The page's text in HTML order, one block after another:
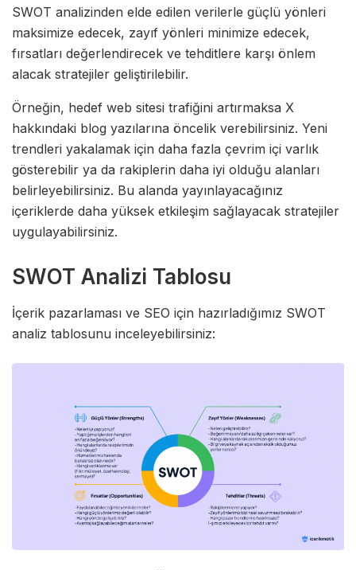
SWOT analizinden elde edilen verilerle güçlü yönleri
maksimize edecek, zayıf yönleri minimize edecek,
fırsatları değerlendirecek ve tehditlere karşı önlem
alacak stratejiler geliştirilebilir.
Örneğin, hedef web sitesi trafiğini artırmaksa X
hakkındaki blog yazılarına öncelik verebilirsiniz. Yeni
trendleri yakalamak için daha fazla çevrim içi varlık
gösterebilir ya da rakiplerin daha iyi olduğu alanları
belirleyebilirsiniz. Bu alanda yayınlayacağınız
içeriklerde daha yüksek etkileşim sağlayacak stratejiler
uygulayabilirsiniz.
SWOT Analizi Tablosu
İçerik pazarlaması ve SEO için hazırladığımız SWOT
analiz tablosunu inceleyebilirsiniz: